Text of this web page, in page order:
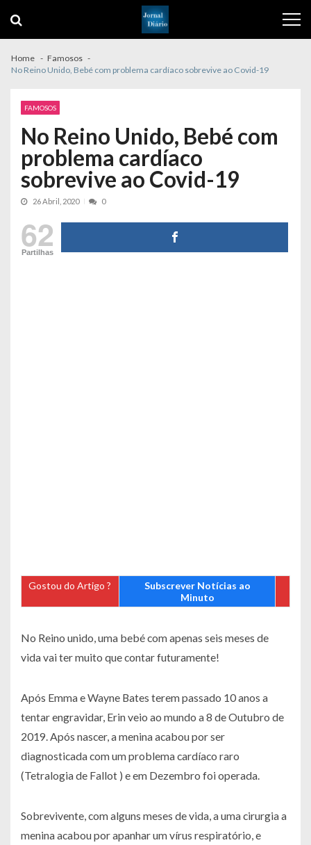
navigation
content
Home
Famosos
No Reino Unido, Bebé com problema cardíaco sobrevive ao Covid-19
FAMOSOS
No Reino Unido, Bebé com
problema cardíaco
sobrevive ao Covid-19
26 Abril, 2020 0
62
Partilhas
Gostou do Artigo ?
Subscrever Notícias ao
Minuto
No Reino unido, uma bebé com apenas seis meses de
vida vai ter muito que contar futuramente!
Após Emma e Wayne Bates terem passado 10 anos a
tentar engravidar, Erin veio ao mundo a 8 de Outubro de
2019. Após nascer, a menina acabou por ser
diagnosticada com um problema cardíaco raro
(Tetralogia de Fallot ) e em Dezembro foi operada.
Sobrevivente, com alguns meses de vida, a uma cirurgia a
menina acabou por apanhar um vírus respiratório, e